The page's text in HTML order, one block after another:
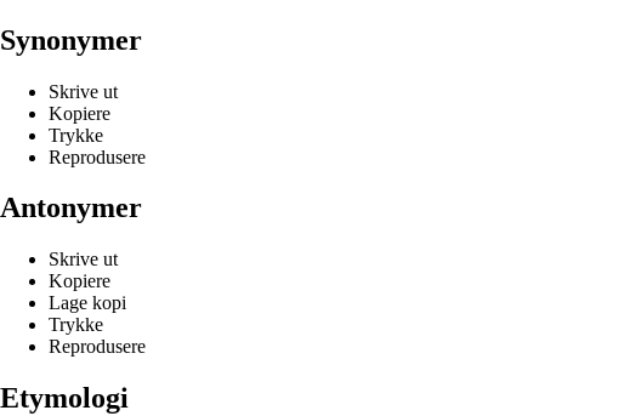
Synonymer
Skrive ut
Kopiere
Trykke
Reprodusere
Antonymer
Skrive ut
Kopiere
Lage kopi
Trykke
Reprodusere
Etymologi